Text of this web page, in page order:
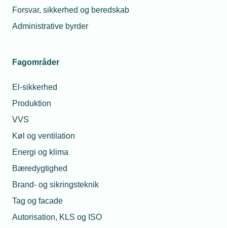
Forsvar, sikkerhed og beredskab
Administrative byrder
Fagområder
El-sikkerhed
Produktion
VVS
Køl og ventilation
Energi og klima
Bæredygtighed
Brand- og sikringsteknik
Tag og facade
Autorisation, KLS og ISO
Arbejdsgiverne Vest
Vis netværk